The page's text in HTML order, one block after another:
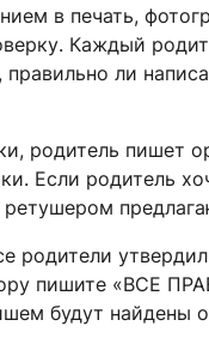
в печать,
Каждый
правильно ли
родитель пишет
Если родитель
родители
пишите «ВСЕ
будут найдены